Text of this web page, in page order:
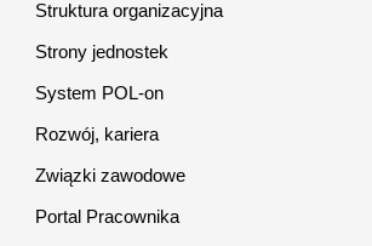
Struktura organizacyjna
Strony jednostek
System POL-on
Rozwój, kariera
Związki zawodowe
Portal Pracownika